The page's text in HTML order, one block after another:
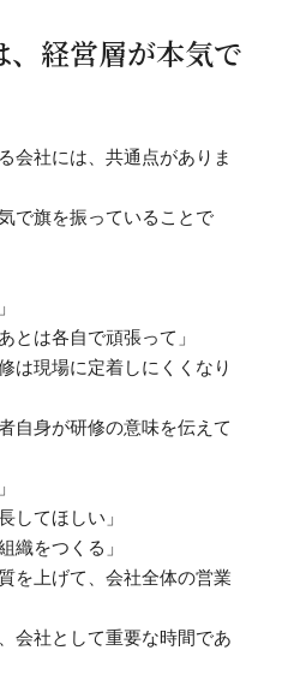
経営層が本気で
会社には、共通点がありま
で旗を振っていることで
とは各自で頑張って」
は現場に定着しにくくなり
自身が研修の意味を伝えて
してほしい」
織をつくる」
を上げて、会社全体の営業
会社として重要な時間であ